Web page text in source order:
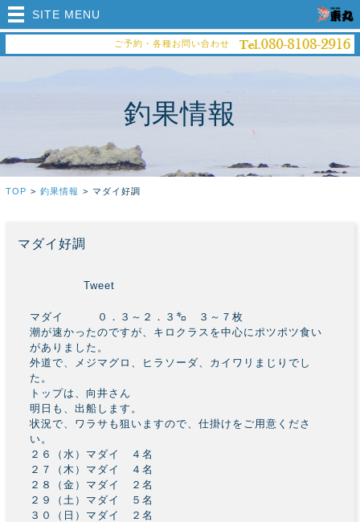
ご予約・各種お問い合わせ
SITE MENU
釣果情報
TOP > 釣果情報 > マダイ好調
マダイ好調
Tweet
マダイ ０．３～２．３㌔ ３～７枚
潮が速かったのですが、キロクラスを中心にポツポツ食い
がありました。
外道で、メジマグロ、ヒラソーダ、カイワリまじりでし
た。
トップは、向井さん
明日も、出船します。
状況で、ワラサも狙いますので、仕掛けをご用意くださ
い。
２６（水）マダイ ４名
２７（木）マダイ ４名
２８（金）マダイ ２名
２９（土）マダイ ５名
３０（日）マダイ ２名